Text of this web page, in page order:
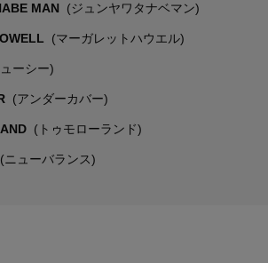
MAN (ジュンヤワタナベマン)
(マーガレットハウエル)
ーシー)
(アンダーカバー)
(トゥモローランド)
(ニューバランス)